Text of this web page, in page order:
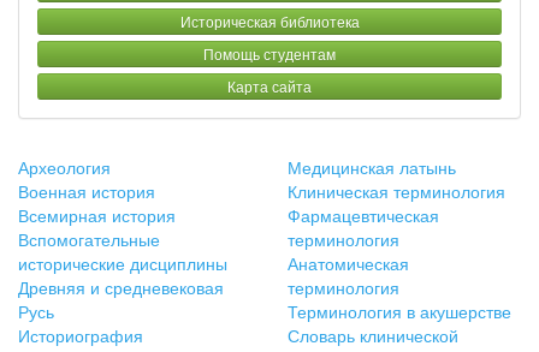
Историческая библиотека
Помощь студентам
Карта сайта
Археология
Военная история
Всемирная история
Вспомогательные
исторические дисциплины
Древняя и средневековая
Русь
Историография
Медицинская латынь
Клиническая терминология
Фармацевтическая
терминология
Анатомическая
терминология
Терминология в акушерстве
Словарь клинической